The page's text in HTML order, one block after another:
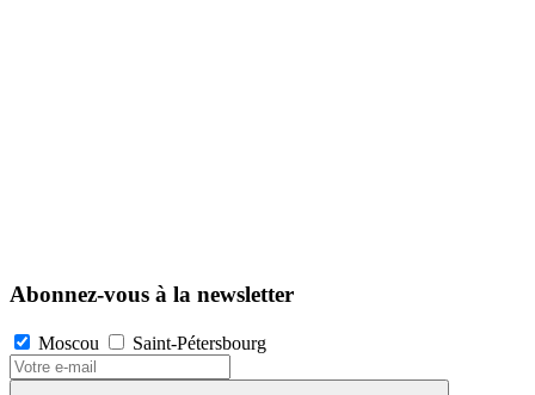
Abonnez-vous à la newsletter
Moscou Saint-Pétersbourg